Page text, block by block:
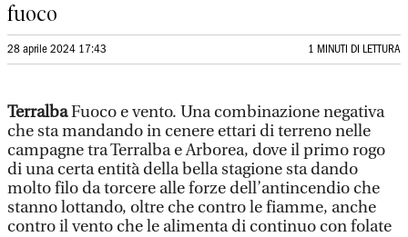
fuoco
28 aprile 2024 17:43 1 MINUTI DI LETTURA
TerralbaFuoco e vento. Una combinazione negativa
che sta mandando in cenere ettari di terreno nelle
campagne tra Terralba e Arborea, dove il primo rogo
di una certa entità della bella stagione sta dando
molto filo da torcere alle forze dell’antincendio che
stanno lottando, oltre che contro le fiamme, anche
contro il vento che le alimenta di continuo con folate